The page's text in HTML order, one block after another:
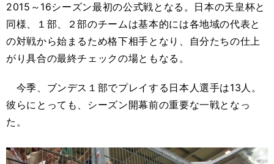
2015～16シーズン最初の公式戦となる。日本の天皇杯と
同様、１部、２部のチームは基本的には各地域の代表と
の対戦から始まるため格下相手となり、自分たちの仕上
がり具合の最終チェックの場ともなる。
今季、ブンデス１部でプレイする日本人選手は13人。
彼らにとっても、シーズン開幕前の重要な一戦となっ
た。